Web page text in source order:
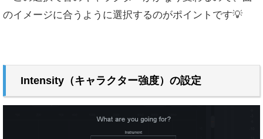
のイメージに合うように選択するのがポイントです💡
Intensity（キャラクター強度）の設定